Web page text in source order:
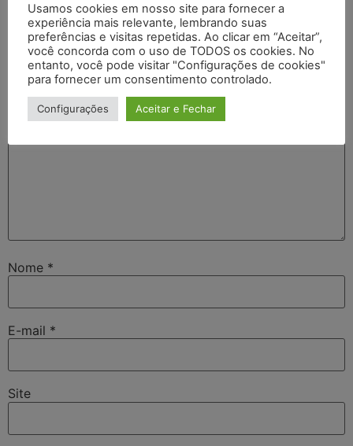
O seu endereço de e-mail não será publicado.
obrigatórios são marcados com *
Comentário*
Nome *
E-mail *
Site
Usamos cookies em nosso site para fornecer a
experiência mais relevante, lembrando suas
preferências e visitas repetidas. Ao clicar em “Aceitar”,
você concorda com o uso de TODOS os cookies. No
entanto, você pode visitar "Configurações de cookies"
para fornecer um consentimento controlado.
Configurações Aceitar e Fechar